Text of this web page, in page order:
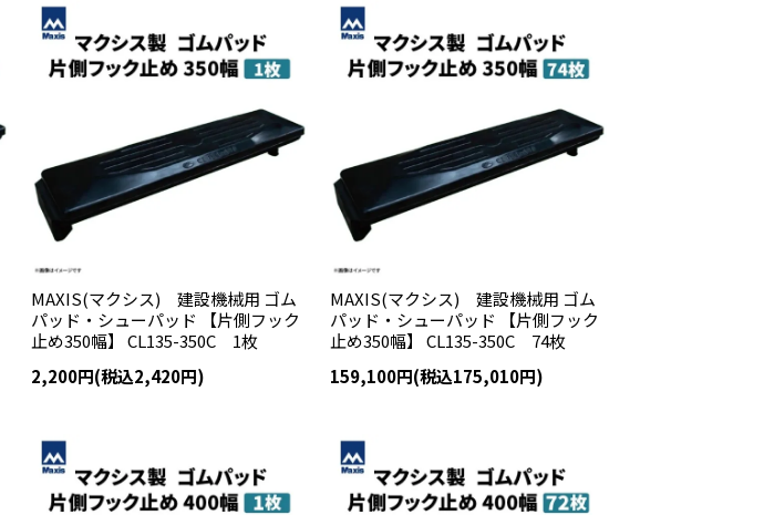
MAXIS(マクシス) 建設機械用 ゴム
パッド・シューパッド 【片側フック
止め350幅】 CL135-350C 1枚
2,200円(税込2,420円)
MAXIS(マクシス) 建設機械用 ゴム
パッド・シューパッド 【片側フック
止め350幅】 CL135-350C 74枚
159,100円(税込175,010円)